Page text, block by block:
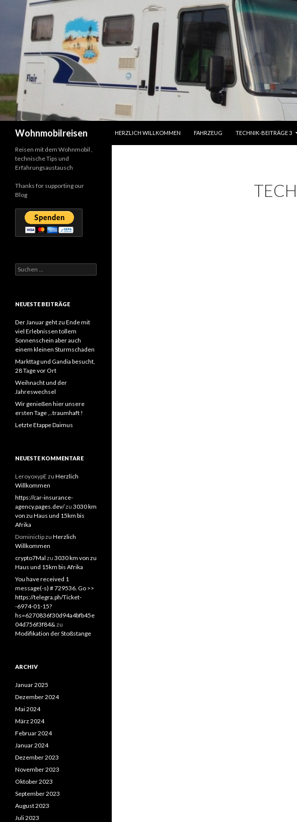
Wohnmobilreisen
HERZLICH WILLKOMMEN
FAHRZEUG TECHNIK-BEITRÄGE 3
Reisen mit dem Wohnmobil ,
technische Tips und
Erfahrungsaustausch
Thanks for supporting our
Blog
Suchen
nach:
NEUESTE BEITRÄGE
Der Januar geht zu Ende mit
viel Erlebnissen tollem
Sonnenschein aber auch
einem kleinen Sturmschaden
Markttag und Gandia besucht,
28 Tage vor Ort
Weihnacht und der
Jahreswechsel
Wir genießen hier unsere
ersten Tage ,..traumhaft !
Letzte Etappe Daimus
NEUESTE KOMMENTARE
LeroyoxypE zu Herzlich
Willkommen
https://car-insurance-
agency.pages.dev/zu 3030 km
von zu Haus und 15km bis
Afrika
Dominictipzu Herzlich
Willkommen
crypto7Mal zu 3030 km von zu
Haus und 15km bis Afrika
You have received 1
message(-s) # 729536. Go >>
https://telegra.ph/Ticket-
-6974-01-15?
hs=6270836f30d94a4bfb45e
04d756f3f84&zu
Modifikation der Stoßstange
ARCHIV
Januar 2025
Dezember 2024
Mai 2024
März 2024
Februar 2024
Januar 2024
Dezember 2023
November 2023
Oktober 2023
September 2023
August 2023
Juli 2023